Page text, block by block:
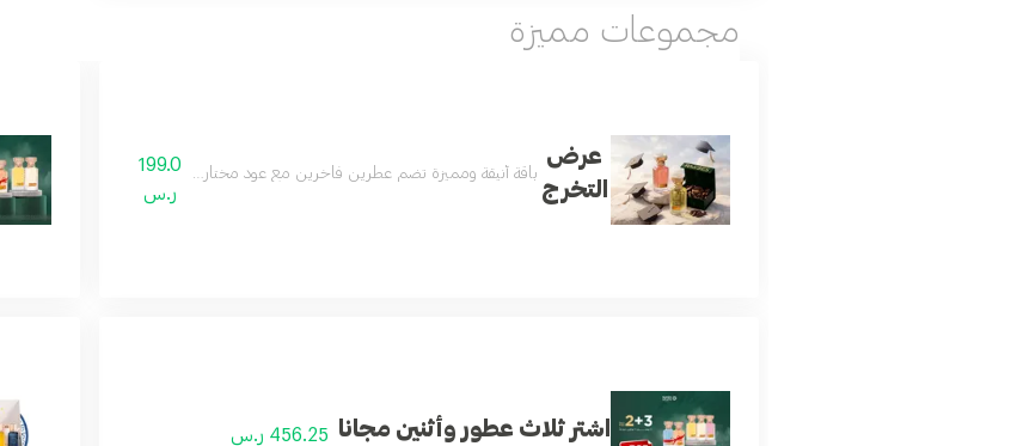
مجموعات مميزة
عرض
التخرج
باقة أنيقة ومميزة تضم عطرين فاخرين مع عود مختار بعناية، لتكون هدية مثالية
199.0
ر.س
اشتر ثلاث عطور وأثنين مجانا 456.25 ر.س